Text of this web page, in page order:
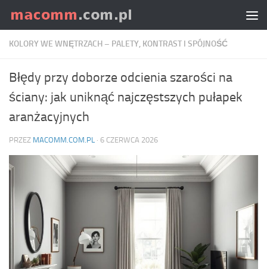
Skip to content
KOLORY WE WNĘTRZACH – PALETY, KONTRAST I SPÓJNOŚĆ
Błędy przy doborze odcienia szarości na
ściany: jak uniknąć najczęstszych pułapek
aranżacyjnych
PRZEZ MACOMM.COM.PL · 6 CZERWCA 2026